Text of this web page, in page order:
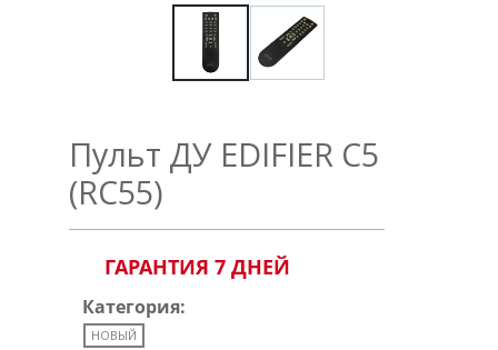
Пульт ДУ EDIFIER C5
(RC55)
ГАРАНТИЯ 7 ДНЕЙ
Категория:
НОВЫЙ